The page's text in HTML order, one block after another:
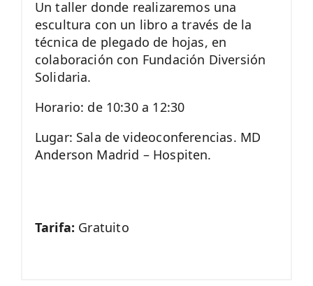
Un taller donde realizaremos una
escultura con un libro a través de la
técnica de plegado de hojas, en
colaboración con Fundación Diversión
Solidaria.
Horario: de 10:30 a 12:30
Lugar: Sala de videoconferencias. MD
Anderson Madrid – Hospiten.
Tarifa: Gratuito